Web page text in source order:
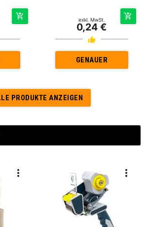
exkl. MwSt.
0,24 €
GENAUER
PRODUKTE ANZEIGEN